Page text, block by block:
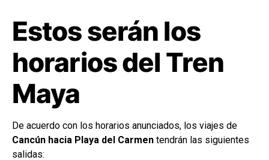
Estos serán los
horarios del Tren
Maya
De acuerdo con los horarios anunciados, los viajes de
Cancún hacia Playa del Carmen tendrán las siguientes
salidas: